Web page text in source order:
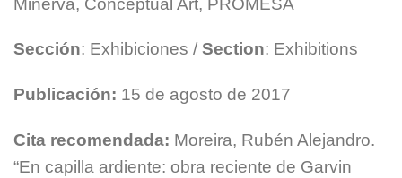
Sección: Exhibiciones / Section: Exhibitions
Publicación: 15 de agosto de 2017
Cita recomendada: Moreira, Rubén Alejandro.
“En capilla ardiente: obra reciente de Garvin